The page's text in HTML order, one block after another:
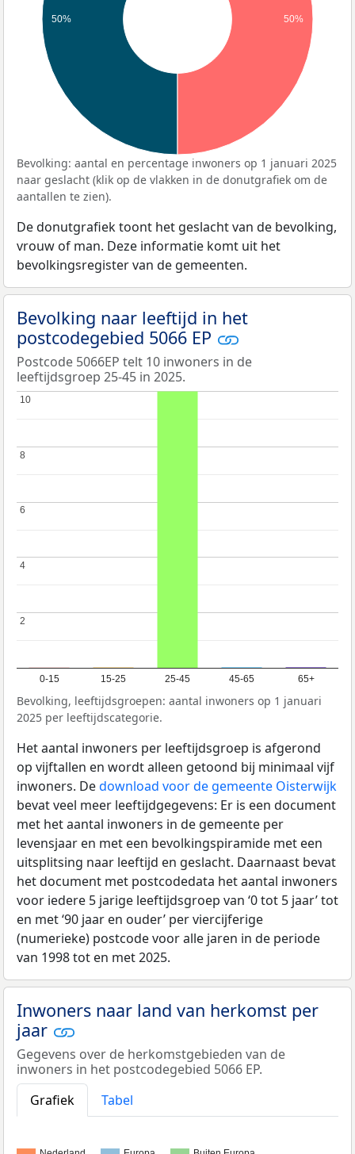
50% 50%
Bevolking: aantal en percentage inwoners op 1 januari 2025
naar geslacht (klik op de vlakken in de donutgrafiek om de
aantallen te zien).
De donutgrafiek toont het geslacht van de bevolking,
vrouw of man. Deze informatie komt uit het
bevolkingsregister van de gemeenten.
Bevolking naar leeftijd in het
postcodegebied 5066 EP
Postcode 5066EP telt 10 inwoners in de
leeftijdsgroep 25-45 in 2025.
0-15 15-25 25-45 45-65 65+
2
2
4
4
6
6
8
8
10
10
Bevolking, leeftijdsgroepen: aantal inwoners op 1 januari
2025 per leeftijdscategorie.
Het aantal inwoners per leeftijdsgroep is afgerond
op vijftallen en wordt alleen getoond bij minimaal vijf
inwoners. Dedownload voor de gemeente Oisterwijk
bevat veel meer leeftijdgegevens: Er is een document
met het aantal inwoners in de gemeente per
levensjaar en met een bevolkingspiramide met een
uitsplitsing naar leeftijd en geslacht. Daarnaast bevat
het document met postcodedata het aantal inwoners
voor iedere 5 jarige leeftijdsgroep van ‘0 tot 5 jaar’ tot
en met ‘90 jaar en ouder’ per viercijferige
(numerieke) postcode voor alle jaren in de periode
van 1998 tot en met 2025.
Inwoners naar land van herkomst per
jaar
Gegevens over de herkomstgebieden van de
inwoners in het postcodegebied 5066 EP.
Grafiek
Tabel